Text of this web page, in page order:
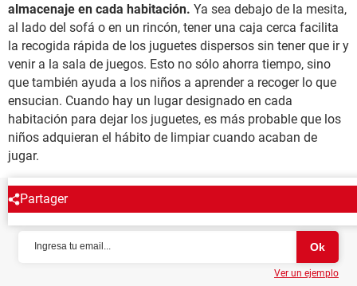
almacenaje en cada habitación. Ya sea debajo de la mesita,
al lado del sofá o en un rincón, tener una caja cerca facilita
la recogida rápida de los juguetes dispersos sin tener que ir y
venir a la sala de juegos. Esto no sólo ahorra tiempo, sino
que también ayuda a los niños a aprender a recoger lo que
ensucian. Cuando hay un lugar designado en cada
habitación para dejar los juguetes, es más probable que los
niños adquieran el hábito de limpiar cuando acaban de
jugar.
Partager
NEWSLETTER
Ver un ejemplo